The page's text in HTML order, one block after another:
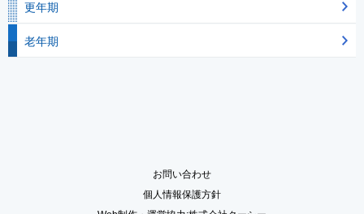
更年期
老年期
お問い合わせ
個人情報保護方針